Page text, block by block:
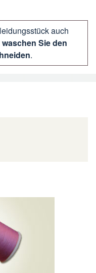
auch
waschen Sie den
.